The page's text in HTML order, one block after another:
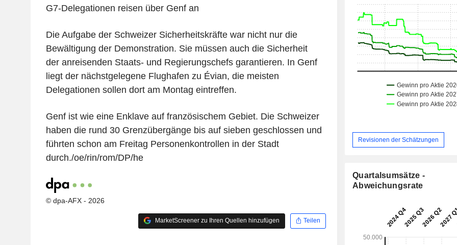
G7-Delegationen reisen über Genf an
Die Aufgabe der Schweizer Sicherheitskräfte war nicht nur die
Bewältigung der Demonstration. Sie müssen auch die Sicherheit
der anreisenden Staats- und Regierungschefs garantieren. In Genf
liegt der nächstgelegene Flughafen zu Évian, die meisten
Delegationen sollen dort am Montag eintreffen.
Genf ist wie eine Enklave auf französischem Gebiet. Die Schweizer
haben die rund 30 Grenzübergänge bis auf sieben geschlossen und
führten schon am Freitag Personenkontrollen in der Stadt
durch./oe/rin/rom/DP/he
© dpa-AFX - 2026
MarketScreener zu Ihren Quellen hinzufügen Teilen
Revisionen der Schätzungen
Quartalsumsätze -
Abweichungsrate